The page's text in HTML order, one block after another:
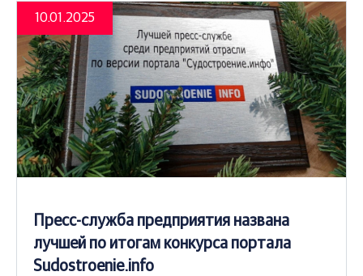
10.01.2025
Пресс-служба предприятия названа
лучшей по итогам конкурса портала
Sudostroenie.info